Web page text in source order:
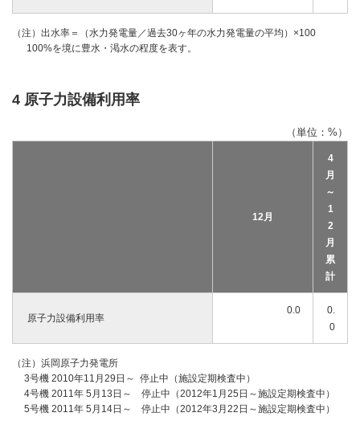
（注）出水率＝（水力発電量／過去30ヶ年の水力発電量の平均）×100
100%を境に豊水・渇水の程度を表す。
4 原子力設備利用率
（単位：%）
12月
4
月
～
1
2
月
累
計
原子力設備利用率
0.0
0.
0
（注）浜岡原子力発電所
3号機 2010年11月29日～ 停止中（施設定期検査中）
4号機 2011年 5月13日～ 停止中（2012年1月25日～施設定期検査中）
5号機 2011年 5月14日～ 停止中（2012年3月22日～施設定期検査中）